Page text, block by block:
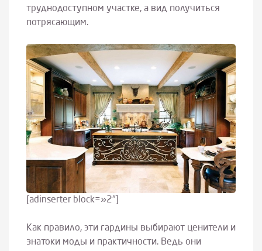
труднодоступном участке, а вид получиться
потрясающим.
[adinserter block=»2″]
Как правило, эти гардины выбирают ценители и
знатоки моды и практичности. Ведь они